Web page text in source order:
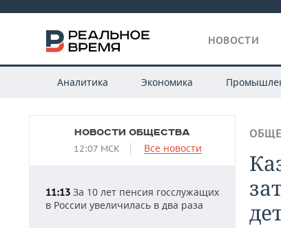
НОВОСТИ
Аналитика Экономика
НОВОСТИ ОБЩЕСТВА
12:07 МСК Все новости
11:13 За 10 лет пенсия госслужащих
в России увеличилась в два раза